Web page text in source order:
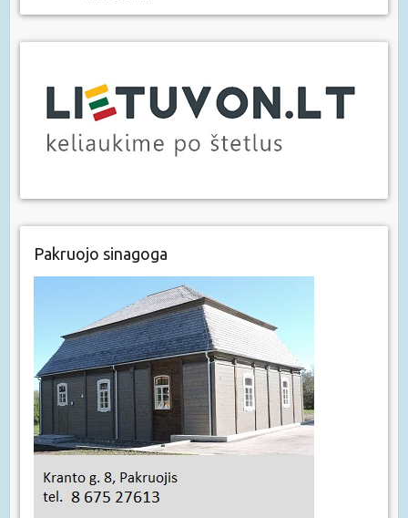
Pakruojo sinagoga